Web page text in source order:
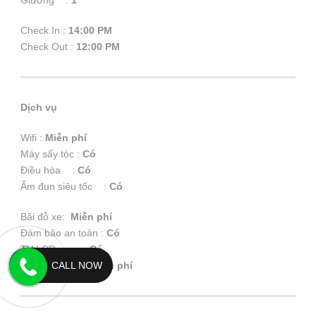
Check In : 14:00 PM
Check Out : 12:00 PM
Dịch vụ
Wifi : Miễn phí
Máy sấy tóc : Có
Điều hòa : Có
Ấm đun siêu tốc : Có
Bãi đỗ xe: Miễn phí
Đảm bảo an toàn : Có
TV LCD :Có
Trà, cà phê :Miễn phí
CALL NOW